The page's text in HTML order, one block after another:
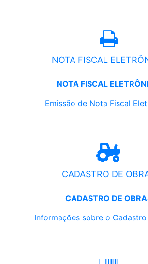
NOTA FISCAL
NOTA FISCAL
Emissão de Nota Fiscal
CADASTRO DE
CADASTRO DE
Informações sobre o